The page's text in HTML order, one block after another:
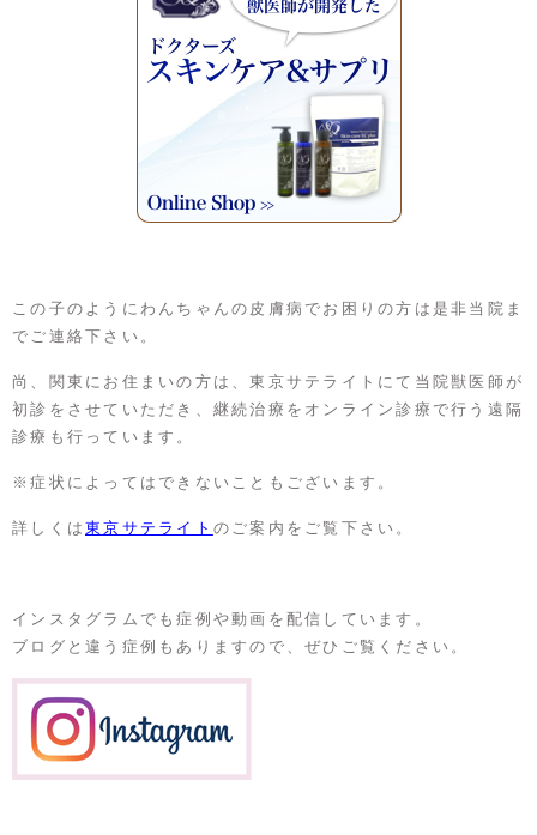
この子のようにわんちゃんの皮膚病でお困りの方は是非当院ま
でご連絡下さい。
尚、関東にお住まいの方は、東京サテライトにて当院獣医師が
初診をさせていただき、継続治療をオンライン診療で行う遠隔
診療も行っています。
※症状によってはできないこともございます。
詳しくは 東京サテライト のご案内をご覧下さい。
インスタグラムでも症例や動画を配信しています。
ブログと違う症例もありますので、ぜひご覧ください。